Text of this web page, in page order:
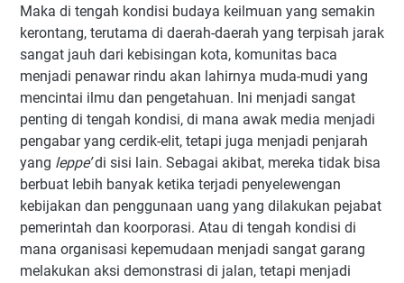
Maka di tengah kondisi budaya keilmuan yang semakin
kerontang, terutama di daerah-daerah yang terpisah jarak
sangat jauh dari kebisingan kota, komunitas baca
menjadi penawar rindu akan lahirnya muda-mudi yang
mencintai ilmu dan pengetahuan. Ini menjadi sangat
penting di tengah kondisi, di mana awak media menjadi
pengabar yang cerdik-elit, tetapi juga menjadi penjarah
yang leppe’di sisi lain. Sebagai akibat, mereka tidak bisa
berbuat lebih banyak ketika terjadi penyelewengan
kebijakan dan penggunaan uang yang dilakukan pejabat
pemerintah dan koorporasi. Atau di tengah kondisi di
mana organisasi kepemudaan menjadi sangat garang
melakukan aksi demonstrasi di jalan, tetapi menjadi